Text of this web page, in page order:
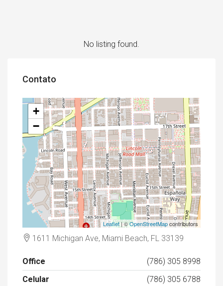
No listing found.
Contato
+
−
Leaflet| ©OpenStreetMapcontributors
1611 Michigan Ave, Miami Beach, FL 33139
Office
(786) 305 8998
Celular
(786) 305 6788